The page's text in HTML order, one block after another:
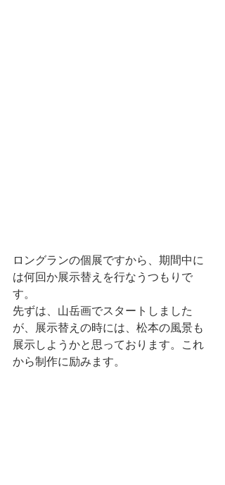
ロングランの個展ですから、期間中に
は何回か展示替えを行なうつもりで
す。
先ずは、山岳画でスタートしました
が、展示替えの時には、松本の風景も
展示しようかと思っております。これ
から制作に励みます。